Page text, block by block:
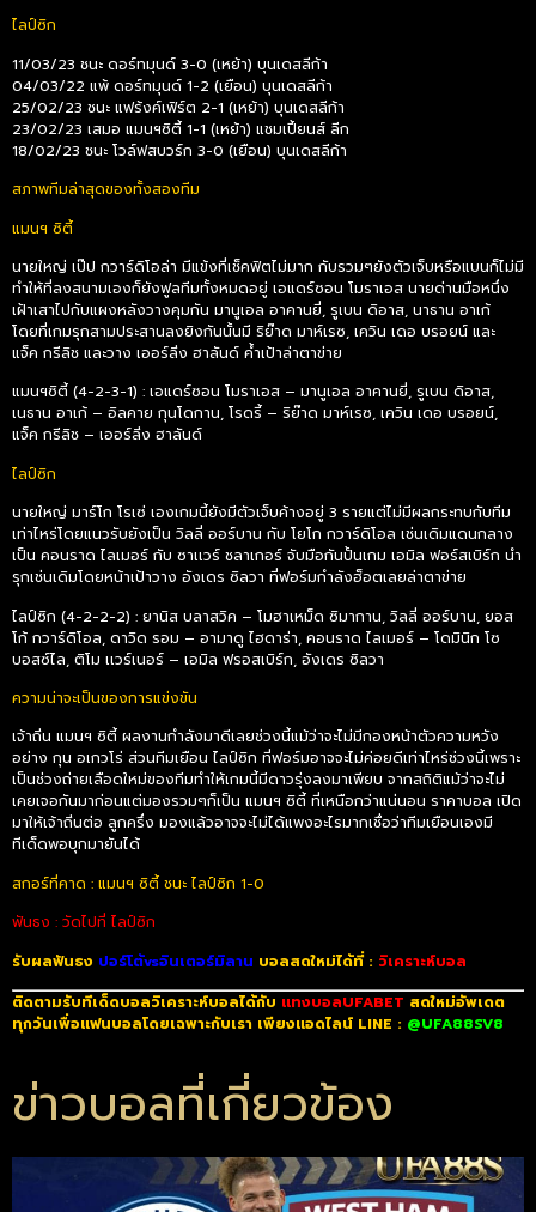
ไลป์ซิก
11/03/23 ชนะ ดอร์ทมุนด์ 3-0 (เหย้า) บุนเดสลีก้า
04/03/22 แพ้ ดอร์ทมุนด์ 1-2 (เยือน) บุนเดสลีก้า
25/02/23 ชนะ แฟร้งค์เฟิร์ต 2-1 (เหย้า) บุนเดสลีก้า
23/02/23 เสมอ แมนฯซิตี้ 1-1 (เหย้า) แชมเปี้ยนส์ ลีก
18/02/23 ชนะ โวล์ฟสบวร์ก 3-0 (เยือน) บุนเดสลีก้า
สภาพทีมล่าสุดของทั้งสองทีม
แมนฯ ซิตี้
นายใหญ่ เป๊ป กวาร์ดิโอล่า มีแข้งที่เช็คฟิตไม่มาก กับรวมๆยังตัวเจ็บหรือแบนก็ไม่มี
ทำให้ที่ลงสนามเองก็ยังฟูลทีมทั้งหมดอยู่ เอแดร์ซอน โมราเอส นายด่านมือหนึ่ง
เฝ้าเสาไปกับแผงหลังวางคุมกัน มานูเอล อาคานยี่, รูเบน ดิอาส, นาธาน อาเก้
โดยที่เกมรุกสามประสานลงยิงกันนั้นมี ริย๊าด มาห์เรซ, เควิน เดอ บรอยน์ และ
แจ็ค กรีลิช และวาง เออร์ลิ่ง ฮาลันด์ ค้ำเป้าล่าตาข่าย
แมนฯซิตี้ (4-2-3-1) : เอแดร์ซอน โมราเอส – มานูเอล อาคานยี่, รูเบน ดิอาส,
เนธาน อาเก้ – อิลคาย กุนโดกาน, โรดรี้ – ริย๊าด มาห์เรซ, เควิน เดอ บรอยน์,
แจ็ค กรีลิช – เออร์ลิ่ง ฮาลันด์
ไลป์ซิก
นายใหญ่ มาร์โก โรเซ่ เองเกมนี้ยังมีตัวเจ็บค้างอยู่ 3 รายแต่ไม่มีผลกระทบกับทีม
เท่าไหร่โดยแนวรับยังเป็น วิลลี่ ออร์บาน กับ โยโก กวาร์ดิโอล เช่นเดิมแดนกลาง
เป็น คอนราด ไลเมอร์ กับ ซาเเวร์ ชลาเกอร์ จับมือกันปั้นเกม เอมิล ฟอร์สเบิร์ก นำ
รุกเช่นเดิมโดยหน้าเป้าวาง อังเดร ซิลวา ที่ฟอร์มกำลังฮ็อตเลยล่าตาข่าย
ไลป์ซิก (4-2-2-2) : ยานิส บลาสวิค – โมฮาเหม็ด ซิมากาน, วิลลี่ ออร์บาน, ยอส
โก้ กวาร์ดิโอล, ดาวิด รอม – อามาดู ไฮดาร่า, คอนราด ไลเมอร์ – โดมินิก โซ
บอสซ์ไล, ติโม เเวร์เนอร์ – เอมิล ฟรอสเบิร์ก, อังเดร ซิลวา
ความน่าจะเป็นของการแข่งขัน
เจ้าถิ่น แมนฯ ซิตี้ ผลงานกำลังมาดีเลยช่วงนี้แม้ว่าจะไม่มีกองหน้าตัวความหวัง
อย่าง กุน อเกวโร่ ส่วนทีมเยือน ไลป์ซิก ที่ฟอร์มอาจจะไม่ค่อยดีเท่าไหร่ช่วงนี้เพราะ
เป็นช่วงถ่ายเลือดใหม่ของทีมทำให้เกมนี้มีดาวรุ่งลงมาเพียบ จากสถิติแม้ว่าจะไม่
เคยเจอกันมาก่อนแต่มองรวมๆก็เป็น แมนฯ ซิตี้ ที่เหนือกว่าแน่นอน ราคาบอล เปิด
มาให้เจ้าถิ่นต่อ ลูกครึ่ง มองแล้วอาจจะไม่ได้แพงอะไรมากเชื่อว่าทีมเยือนเองมี
ทีเด็ดพอบุกมายันได้
สกอร์ที่คาด : แมนฯ ซิตี้ ชนะ ไลป์ซิก 1-0
ฟันธง : วัดไปที่ ไลป์ซิก
รับผลฟันธง ปอร์โต้vsอินเตอร์มิลาน บอลสดใหม่ได้ที่ : วิเคราะห์บอล
ติดตามรับทีเด็ดบอลวิเคราะห์บอลได้กับ แทงบอลUFABET สดใหม่อัพเดต
ทุกวันเพื่อแฟนบอลโดยเฉพาะกับเรา เพียงแอดไลน์ LINE : @UFA88SV8
ข่าวบอลที่เกี่ยวข้อง